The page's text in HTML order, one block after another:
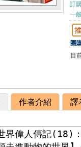
訂
一
團
目
作者介紹 譯